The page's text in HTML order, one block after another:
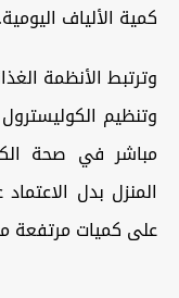
كمية الألياف اليومية.
وترتبط الأنظمة
وتنظيم
مباشر في صحة
المنزل بدل
على كميات مرتفعة